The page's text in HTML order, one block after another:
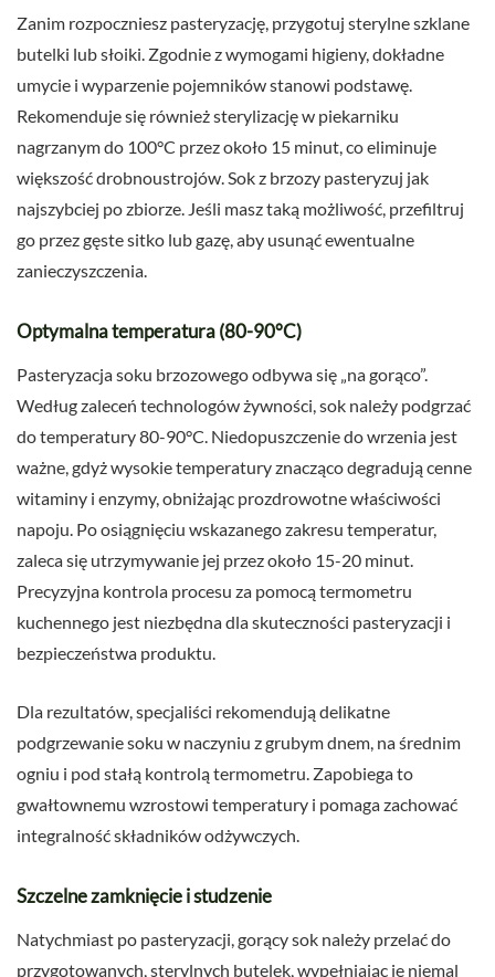
Zanim rozpoczniesz pasteryzację, przygotuj sterylne szklane
butelki lub słoiki. Zgodnie z wymogami higieny, dokładne
umycie i wyparzenie pojemników stanowi podstawę.
Rekomenduje się również sterylizację w piekarniku
nagrzanym do 100°C przez około 15 minut, co eliminuje
większość drobnoustrojów. Sok z brzozy pasteryzuj jak
najszybciej po zbiorze. Jeśli masz taką możliwość, przefiltruj
go przez gęste sitko lub gazę, aby usunąć ewentualne
zanieczyszczenia.
Optymalna temperatura (80-90°C)
Pasteryzacja soku brzozowego odbywa się „na gorąco”.
Według zaleceń technologów żywności, sok należy podgrzać
do temperatury 80-90°C. Niedopuszczenie do wrzenia jest
ważne, gdyż wysokie temperatury znacząco degradują cenne
witaminy i enzymy, obniżając prozdrowotne właściwości
napoju. Po osiągnięciu wskazanego zakresu temperatur,
zaleca się utrzymywanie jej przez około 15-20 minut.
Precyzyjna kontrola procesu za pomocą termometru
kuchennego jest niezbędna dla skuteczności pasteryzacji i
bezpieczeństwa produktu.
Dla rezultatów, specjaliści rekomendują delikatne
podgrzewanie soku w naczyniu z grubym dnem, na średnim
ogniu i pod stałą kontrolą termometru. Zapobiega to
gwałtownemu wzrostowi temperatury i pomaga zachować
integralność składników odżywczych.
Szczelne zamknięcie i studzenie
Natychmiast po pasteryzacji, gorący sok należy przelać do
przygotowanych, sterylnych butelek, wypełniając je niemal